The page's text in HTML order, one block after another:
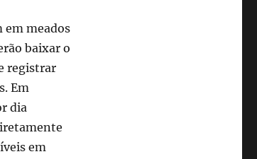
meados
baixar o
registrar
Em
dia
em